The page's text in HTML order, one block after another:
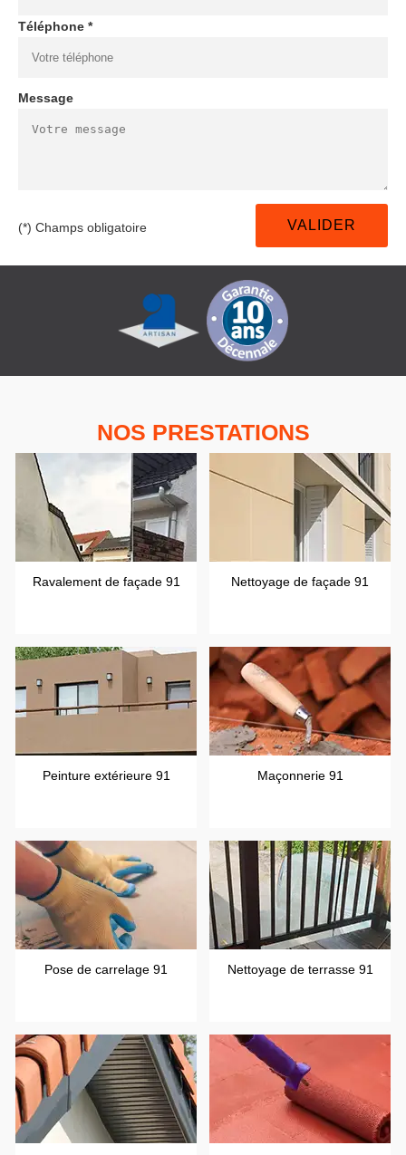
Téléphone *
Message
(*) Champs obligatoire
NOS PRESTATIONS
Ravalement de façade 91 Nettoyage de façade 91
Peinture extérieure 91 Maçonnerie 91
Pose de carrelage 91 Nettoyage de terrasse 91